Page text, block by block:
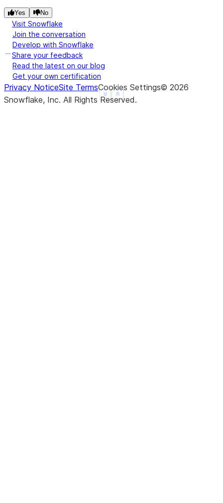
2    False
dtype: bool
Show less
See more
Yes No
Visit Snowflake
Join the conversation
Develop with Snowflake
Share your feedback
Read the latest on our blog
Get your own certification
Privacy NoticeSite TermsCookies Settings© 2026
Snowflake, Inc. All Rights Reserved.